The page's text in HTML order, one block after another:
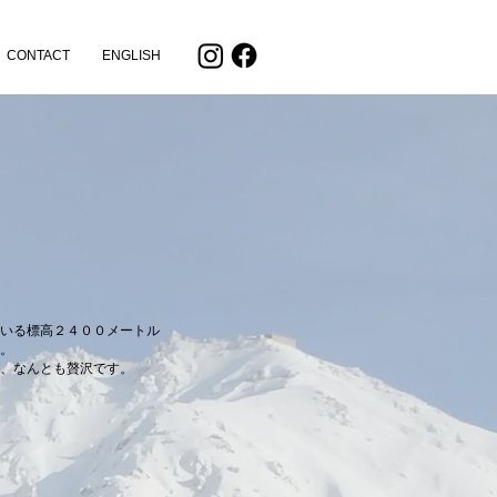
CONTACT ENGLISH
る標高２４００メートル
なんとも贅沢です。